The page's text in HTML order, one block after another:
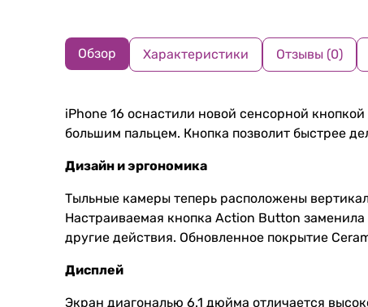
Обзор Характеристики Отзывы (0)
iPhone 16 оснастили новой сенсорной
большим пальцем. Кнопка позволит быстрее
Дизайн и эргономика
Тыльные камеры теперь расположены
Настраиваемая кнопка Action Button
другие действия. Обновленное покрытие
Дисплей
Экран диагональю 6.1 дюйма отличается